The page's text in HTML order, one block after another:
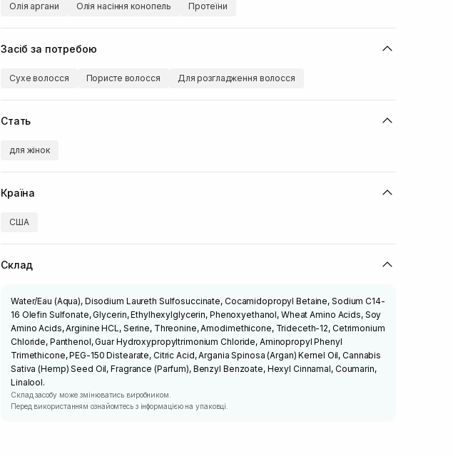
Олія аргани Олія насіння конопель Протеїни
Засіб за потребою
Сухе волосся Пористе волосся Для розгладження волосся
Стать
для жінок
Країна
США
Склад
Water/Eau (Aqua), Disodium Laureth Sulfosuccinate, Cocamidopropyl Betaine, Sodium C14-
16 Olefin Sulfonate, Glycerin, Ethylhexylglycerin, Phenoxyethanol, Wheat Amino Acids, Soy
Amino Acids, Arginine HCL, Serine, Threonine, Amodimethicone, Trideceth-12, Cetrimonium
Chloride, Panthenol, Guar Hydroxypropyltrimonium Chloride, Aminopropyl Phenyl
Trimethicone, PEG-150 Distearate, Citric Acid, Argania Spinosa (Argan) Kernel Oil, Cannabis
Sativa (Hemp) Seed Oil, Fragrance (Parfum), Benzyl Benzoate, Hexyl Cinnamal, Coumarin,
Linalool.
Склад засобу може змінюватись виробником.
Перед використанням ознайомтесь з інформацією на упаковці.